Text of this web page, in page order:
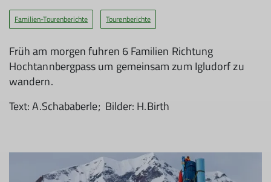
Familien-Tourenberichte Tourenberichte
Früh am morgen fuhren 6 Familien Richtung
Hochtannbergpass um gemeinsam zum Igludorf zu
wandern.
Text: A.Schababerle; Bilder: H.Birth